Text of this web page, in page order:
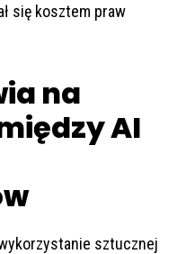
się kosztem praw
na
AI
sztucznej